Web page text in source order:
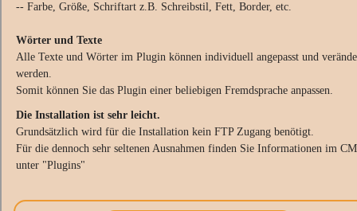
-- Farbe, Größe, Schriftart z.B. Schreibstil, Fett, Border, etc.
Wörter und Texte
Alle Texte und Wörter im Plugin können individuell angepasst und
werden.
Somit können Sie das Plugin einer beliebigen Fremdsprache anpassen.
Die Installation ist sehr leicht.
Grundsätzlich wird für die Installation kein FTP Zugang benötigt.
Für die dennoch sehr seltenen Ausnahmen finden Sie Informationen im
unter "Plugins"